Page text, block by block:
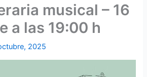
musical – 16
a las 19:00 h
2025